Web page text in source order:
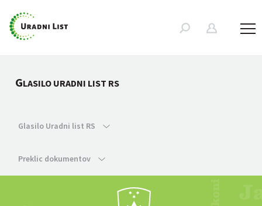
GLASILO URADNI LIST RS
Glasilo Uradni list RS
Preklic dokumentov